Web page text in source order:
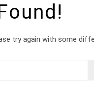
try again with some